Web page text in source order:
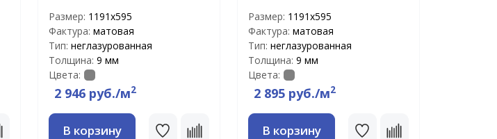
Размер: 1191x595
Фактура: матовая
Тип: неглазурованная
Толщина: 9 мм
Цвета:
2 946 руб./м2
В корзину
Размер: 1191x595
Фактура: матовая
Тип: неглазурованная
Толщина: 9 мм
Цвета:
2 895 руб./м2
В корзину